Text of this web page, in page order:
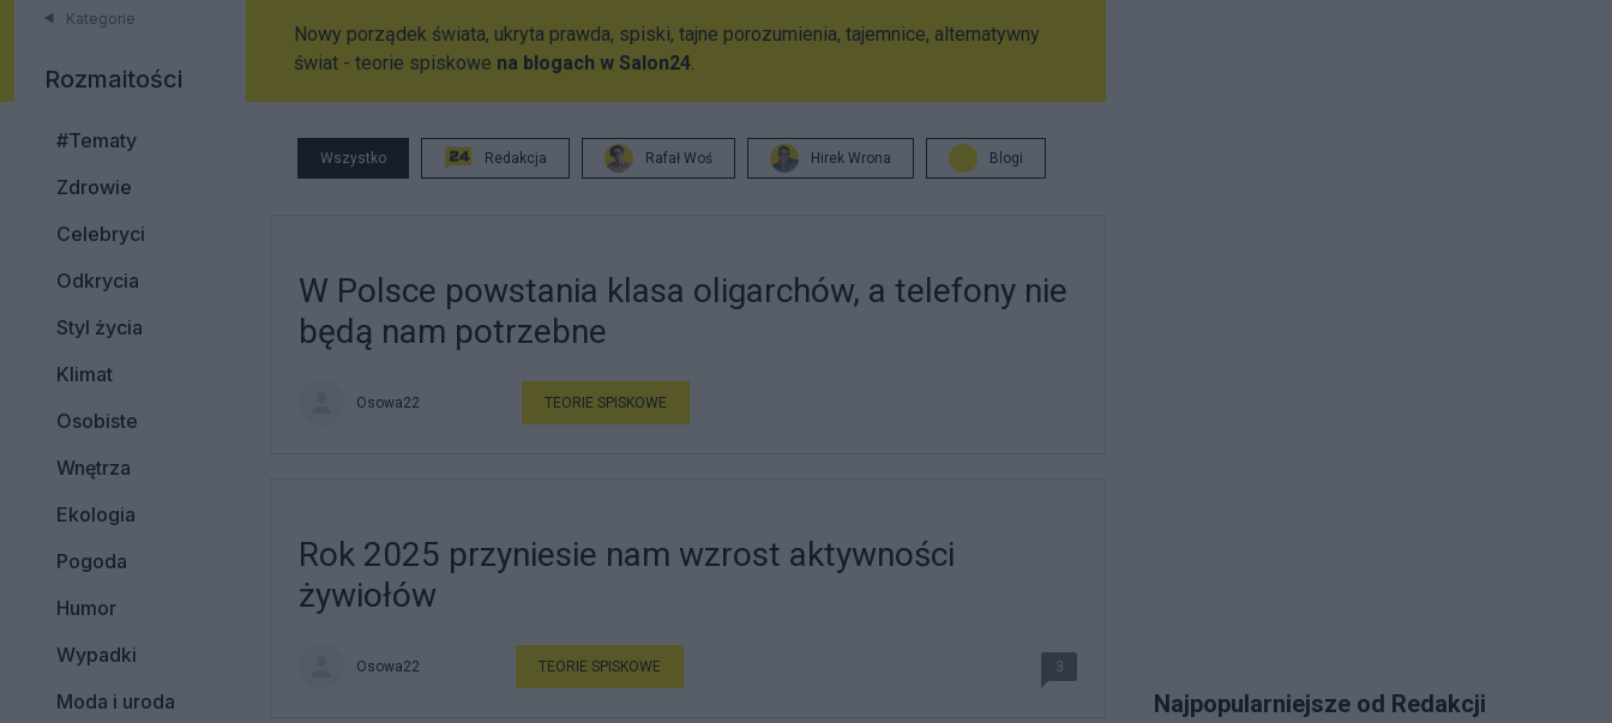
Kategorie
Rozmaitości
#Tematy
Zdrowie
Celebryci
Odkrycia
Styl życia
Klimat
Osobiste
Wnętrza
Ekologia
Pogoda
Humor
Wypadki
Moda i uroda
Nowy porządek świata, ukryta prawda, spiski, tajne porozumienia, tajemnice, alternatywny
świat - teorie spiskowe na blogach w Salon24.
Wszystko Redakcja Rafał Woś Hirek Wrona Blogi
W Polsce powstania klasa oligarchów, a telefony nie
będą nam potrzebne
Osowa22 TEORIE SPISKOWE
Rok 2025 przyniesie nam wzrost aktywności
żywiołów
Osowa22 TEORIE SPISKOWE 3
Najpopularniejsze od Redakcji